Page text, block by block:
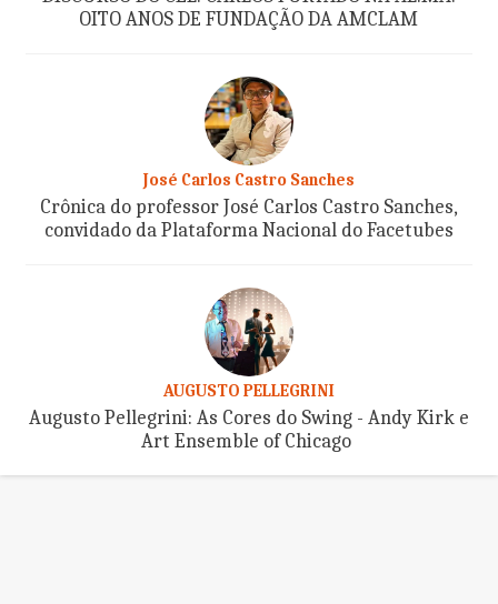
OITO ANOS DE FUNDAÇÃO DA AMCLAM
José Carlos Castro Sanches
Crônica do professor José Carlos Castro Sanches,
convidado da Plataforma Nacional do Facetubes
AUGUSTO PELLEGRINI
Augusto Pellegrini: As Cores do Swing - Andy Kirk e
Art Ensemble of Chicago